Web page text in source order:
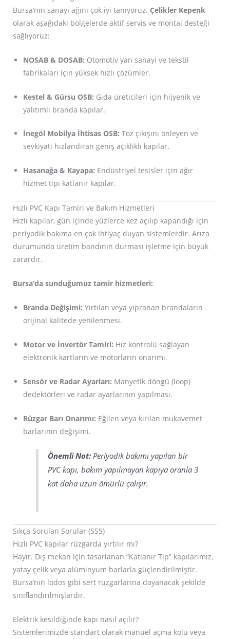
Bursa’nın sanayi ağını çok iyi tanıyoruz. Çelikler Kepenk
olarak aşağıdaki bölgelerde aktif servis ve montaj desteği
sağlıyoruz:
NOSAB & DOSAB: Otomotiv yan sanayi ve tekstil
fabrikaları için yüksek hızlı çözümler.
Kestel & Gürsu OSB: Gıda üreticileri için hijyenik ve
yalıtımlı branda kapılar.
İnegöl Mobilya İhtisas OSB: Toz çıkışını önleyen ve
sevkiyatı hızlandıran geniş açıklıklı kapılar.
Hasanağa & Kayapa: Endüstriyel tesisler için ağır
hizmet tipi katlanır kapılar.
Hızlı PVC Kapı Tamiri ve Bakım Hizmetleri
Hızlı kapılar, gün içinde yüzlerce kez açılıp kapandığı için
periyodik bakıma en çok ihtiyaç duyan sistemlerdir. Arıza
durumunda üretim bandının durması işletme için büyük
zarardır.
Bursa’da sunduğumuz tamir hizmetleri:
Branda Değişimi: Yırtılan veya yıpranan brandaların
orijinal kalitede yenilenmesi.
Motor ve İnvertör Tamiri: Hız kontrolü sağlayan
elektronik kartların ve motorların onarımı.
Sensör ve Radar Ayarları: Manyetik döngü (loop)
dedektörleri ve radar ayarlarının yapılması.
Rüzgar Barı Onarımı: Eğilen veya kırılan mukavemet
barlarının değişimi.
Önemli Not: Periyodik bakımı yapılan bir
PVC kapı, bakım yapılmayan kapıya oranla 3
kat daha uzun ömürlü çalışır.
Sıkça Sorulan Sorular (SSS)
Hızlı PVC kapılar rüzgarda yırtılır mı?
Hayır. Dış mekan için tasarlanan “Katlanır Tip” kapılarımız,
yatay çelik veya alüminyum barlarla güçlendirilmiştir.
Bursa’nın lodos gibi sert rüzgarlarına dayanacak şekilde
sınıflandırılmışlardır.
Elektrik kesildiğinde kapı nasıl açılır?
Sistemlerimizde standart olarak manuel açma kolu veya